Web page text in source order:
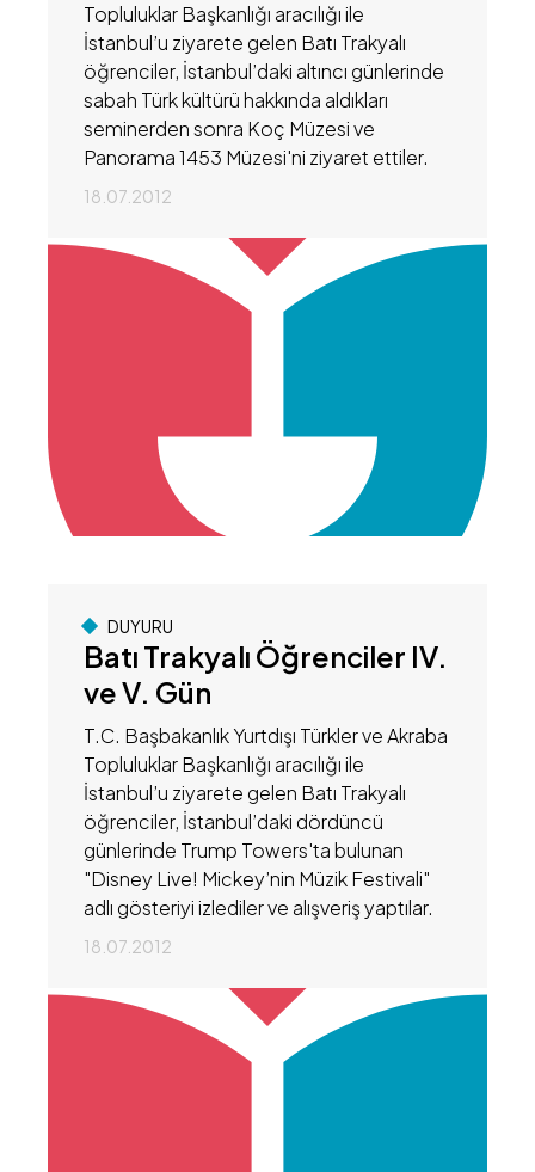
Topluluklar Başkanlığı aracılığı ile
İstanbul’u ziyarete gelen Batı Trakyalı
öğrenciler, İstanbul’daki altıncı günlerinde
sabah Türk kültürü hakkında aldıkları
seminerden sonra Koç Müzesi ve
Panorama 1453 Müzesi'ni ziyaret ettiler.
18.07.2012
DUYURU
Batı Trakyalı Öğrenciler IV.
ve V. Gün
T.C. Başbakanlık Yurtdışı Türkler ve Akraba
Topluluklar Başkanlığı aracılığı ile
İstanbul’u ziyarete gelen Batı Trakyalı
öğrenciler, İstanbul’daki dördüncü
günlerinde Trump Towers'ta bulunan
"Disney Live! Mickey’nin Müzik Festivali"
adlı gösteriyi izlediler ve alışveriş yaptılar.
18.07.2012